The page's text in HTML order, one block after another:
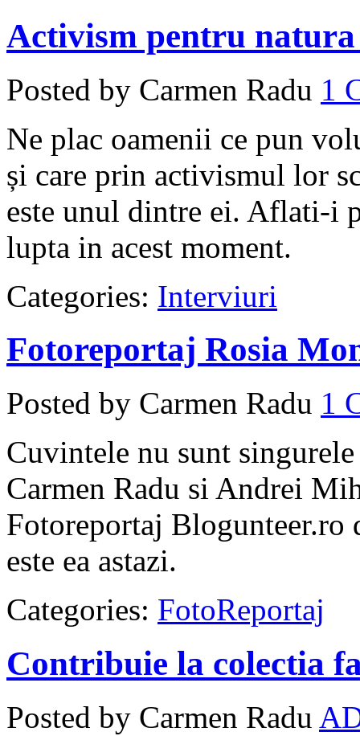
Activism pentru natura
Posted by Carmen Radu 1
Ne plac oamenii ce pun
și care prin activismul lor
este unul dintre ei. Aflati-i
lupta in acest moment.
Categories: Interviuri
Fotoreportaj Rosia
Posted by Carmen Radu 1
Cuvintele nu sunt
Carmen Radu si Andrei
Fotoreportaj Blogunteer.ro
este ea astazi.
Categories: FotoReportaj
Contribuie la colectia
Posted by Carmen Radu